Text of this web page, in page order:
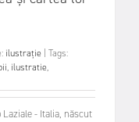
ilustrație
Tags:
, ilustratie,
- Italia, născut